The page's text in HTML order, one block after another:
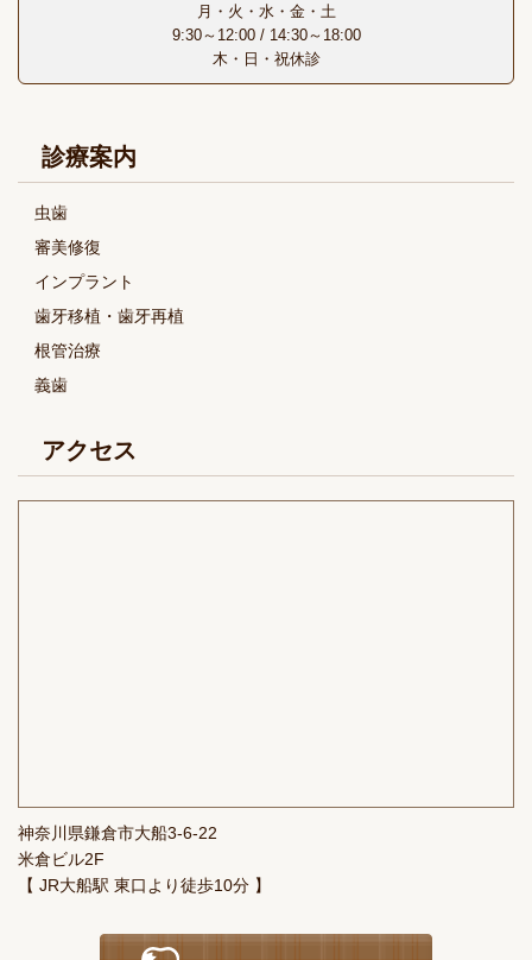
月・火・水・金・土
9:30～12:00 / 14:30～18:00
木・日・祝休診
診療案内
虫歯
審美修復
インプラント
歯牙移植・歯牙再植
根管治療
義歯
アクセス
神奈川県鎌倉市大船3-6-22
米倉ビル2F
【 JR大船駅 東口より徒歩10分 】